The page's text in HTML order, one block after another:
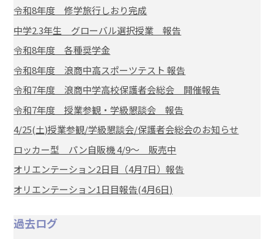
令和8年度 修学旅行しおり完成
中学2.3年生 グローバル選択授業 報告
令和8年度 各種奨学金
令和8年度 浪商中高スポーツテスト 報告
令和7年度 浪商中学高校保護者会総会 開催報告
令和7年度 授業参観・学級懇談会 報告
4/25(土)授業参観/学級懇談会/保護者会総会のお知らせ
ロッカー型 パン自販機 4/9～ 販売中
オリエンテーション2日目（4月7日）報告
オリエンテーション1日目報告(4月6日)
過去ログ